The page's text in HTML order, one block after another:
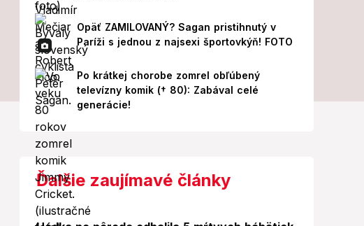
Opäť ZAMILOVANÝ? Sagan pristihnutý v
Paríži s jednou z najsexi športovkýň! FOTO
Po krátkej chorobe zomrel obľúbený
televízny komik († 80): Zabával celé
generácie!
Ďalšie zaujímavé články